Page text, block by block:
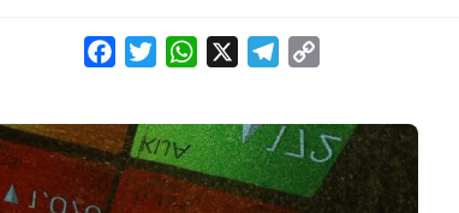
FacebookTwitterWhatsApp Telegram